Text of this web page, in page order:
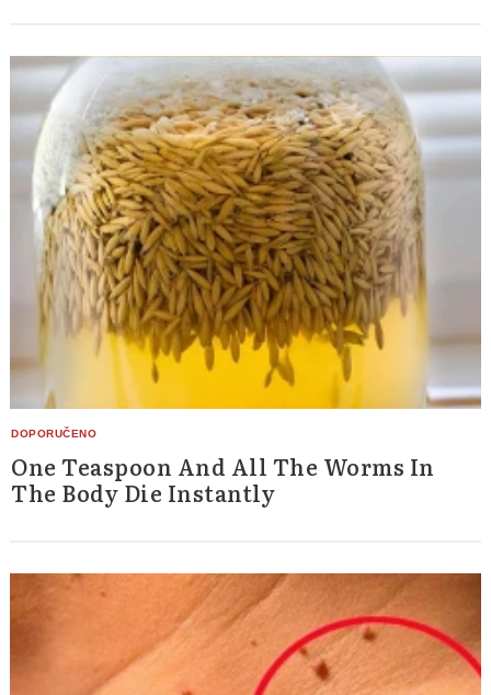
One Teaspoon And All The Worms In
The Body Die Instantly